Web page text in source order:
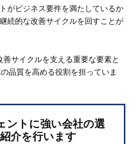
がビジネス要件を満たしているか
続的な改善サイクルを回すことが
サイクルを支える重要な要素と
品質を高める役割を担っていま
ントに強い会社の選
介を行います